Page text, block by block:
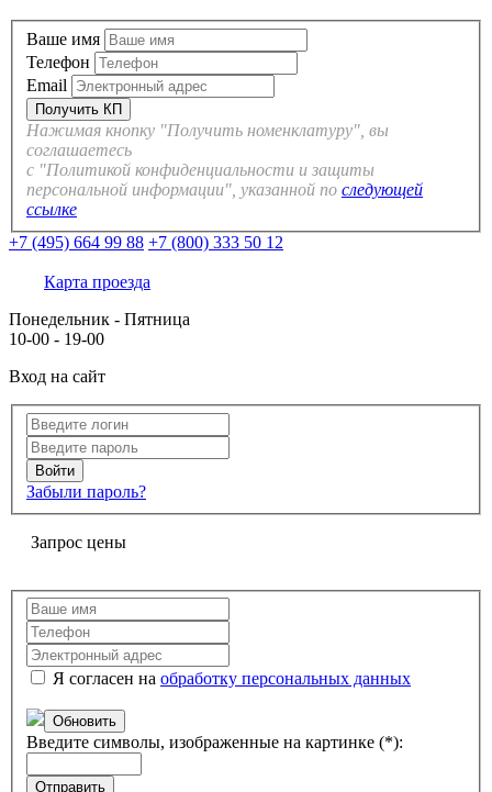
Ваше имя
Телефон
Email
Нажимая кнопку "Получить номенклатуру", вы
соглашаетесь
с "Политикой конфиденциальности и защиты
персональной информации", указанной по следующей
ссылке
+7 (495) 664 99 88 +7 (800) 333 50 12
Карта проезда
Понедельник - Пятница
10-00 - 19-00
Вход на сайт
Забыли пароль?
Запрос цены
Я согласен на обработку персональных данных
Обновить
Введите символы, изображенные на картинке (*):